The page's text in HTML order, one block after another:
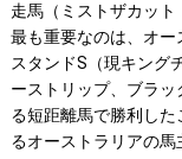
走馬（ミストザカット
最も重要なのは、オ
スタンドS（現キング
ーストリップ、ブラ
る短距離馬で勝利し
るオーストラリアの馬